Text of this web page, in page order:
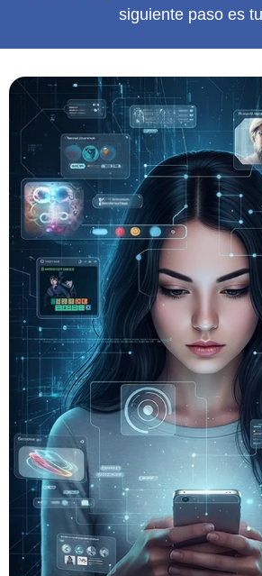
siguiente paso es